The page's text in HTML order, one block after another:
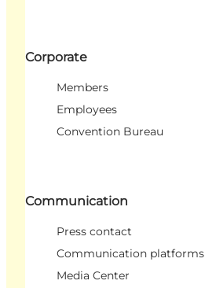
Corporate
Members
Employees
Convention Bureau
Communication
Press contact
Communication platforms
Media Center